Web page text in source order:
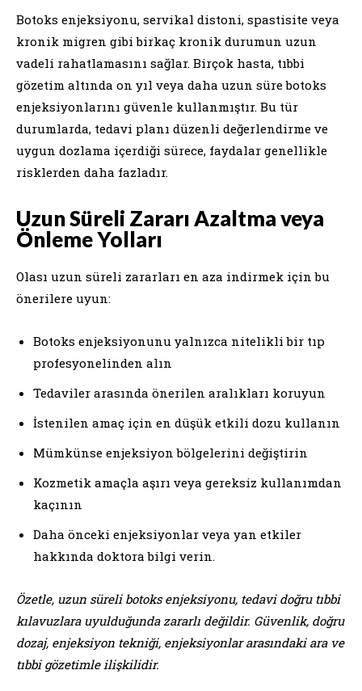
Botoks enjeksiyonu, servikal distoni, spastisite veya
kronik migren gibi birkaç kronik durumun uzun
vadeli rahatlamasını sağlar. Birçok hasta, tıbbi
gözetim altında on yıl veya daha uzun süre botoks
enjeksiyonlarını güvenle kullanmıştır. Bu tür
durumlarda, tedavi planı düzenli değerlendirme ve
uygun dozlama içerdiği sürece, faydalar genellikle
risklerden daha fazladır.
Uzun Süreli Zararı Azaltma veya
Önleme Yolları
Olası uzun süreli zararları en aza indirmek için bu
önerilere uyun:
Botoks enjeksiyonunu yalnızca nitelikli bir tıp
profesyonelinden alın
Tedaviler arasında önerilen aralıkları koruyun
İstenilen amaç için en düşük etkili dozu kullanın
Mümkünse enjeksiyon bölgelerini değiştirin
Kozmetik amaçla aşırı veya gereksiz kullanımdan
kaçının
Daha önceki enjeksiyonlar veya yan etkiler
hakkında doktora bilgi verin.
Özetle, uzun süreli botoks enjeksiyonu, tedavi doğru tıbbi
kılavuzlara uyulduğunda zararlı değildir. Güvenlik, doğru
dozaj, enjeksiyon tekniği, enjeksiyonlar arasındaki ara ve
tıbbi gözetimle ilişkilidir.